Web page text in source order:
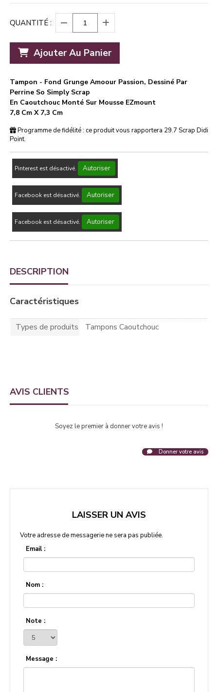
QUANTITÉ :
Ajouter Au Panier
Tampon - Fond Grunge Amoour Passion, Dessiné Par
Perrine So Simply Scrap
En Caoutchouc Monté Sur Mousse EZmount
7,8 Cm X 7,3 Cm
Programme de fidélité : ce produit vous rapportera 29.7 Scrap Didi
Point.
Pinterest est désactivé. Autoriser
Facebook est désactivé. Autoriser
Facebook est désactivé. Autoriser
DESCRIPTION
Caractéristiques
Types de produits Tampons Caoutchouc
AVIS CLIENTS
Soyez le premier à donner votre avis !
Donner votre avis
LAISSER UN AVIS
Votre adresse de messagerie ne sera pas publiée.
Email :
Nom :
Note :
Message :